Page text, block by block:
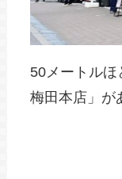
50メートル
梅田本店」が